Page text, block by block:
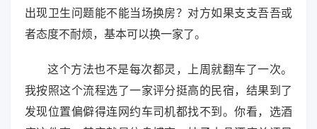
出现卫生问题能不能当场换房？对方如果支支吾吾或
者态度不耐烦，基本可以换一家了。
这个方法也不是每次都灵，上周就翻车了一次。
我按照这个流程选了一家评分挺高的民宿，结果到了
发现位置偏僻得连网约车司机都找不到。你看，选酒